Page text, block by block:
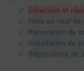
Détection et
Pose en neuf
Rénovation de
Installation de
Réparations de